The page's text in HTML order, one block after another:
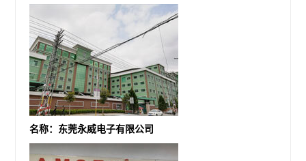
名称：东莞永威电子有限公司